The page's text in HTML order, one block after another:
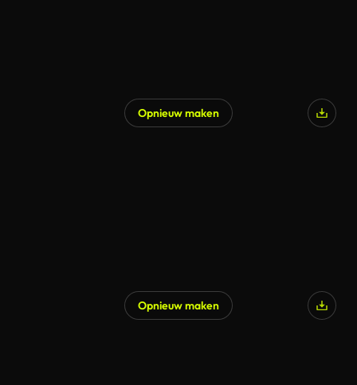
Opnieuw maken
Opnieuw maken